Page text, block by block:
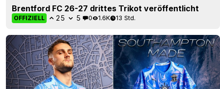
Brentford FC 26-27 drittes Trikot veröffentlicht
OFFIZIELL 25 5 0 1.6K 13 Std.